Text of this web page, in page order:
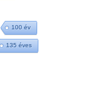
100 év
135 éves